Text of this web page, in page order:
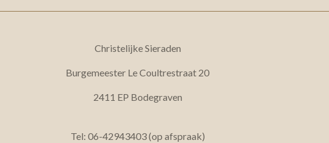
Christelijke Sieraden
Burgemeester Le Coultrestraat 20
2411 EP Bodegraven
Tel: 06-42943403 (op afspraak)